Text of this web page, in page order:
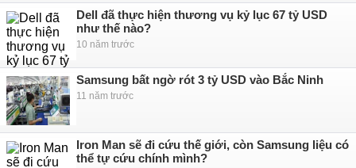
Dell đã thực hiện thương vụ kỷ lục 67 tỷ USD
như thế nào?
10 năm trước
Samsung bất ngờ rót 3 tỷ USD vào Bắc Ninh
11 năm trước
Iron Man sẽ đi cứu thế giới, còn Samsung liệu có
thể tự cứu chính mình?